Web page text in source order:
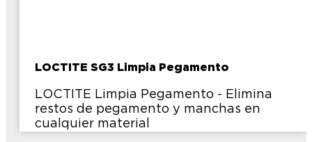
LOCTITE SG3 Limpia Pegamento
LOCTITE Limpia Pegamento - Elimina
restos de pegamento y manchas en
cualquier material